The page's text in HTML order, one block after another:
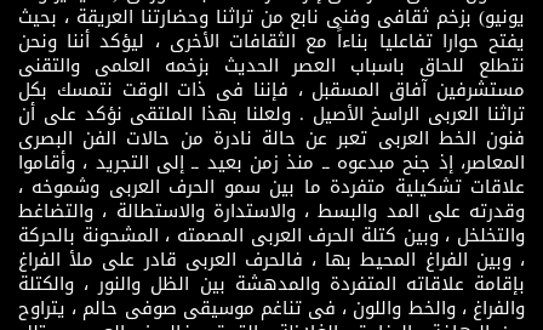
يونيو) بزخم ثقافى وفنى نابع من تراثنا وحضارتنا العريقة ، بحيث
يفتح حوارا تفاعليا بناءاً مع الثقافات الأخرى ، ليؤكد أننا ونحن
نتطلع للحاق باسباب العصر الحديث بزخمه العلمى والتقنى
مستشرفين آفاق المسقبل ، فإننا فى ذات الوقت نتمسك بكل
تراثنا العربى الراسخ الأصيل . ولعلنا بهذا الملتقى نؤكد على أن
فنون الخط العربى تعبر عن حالة نادرة من حالات الفن البصرى
المعاصر، إذ جنح مبدعوه ــ منذ زمن بعيد ــ إلى التجريد ، وأقاموا
علاقات تشكيلية متفردة ما بين سمو الحرف العربى وشموخه ،
وقدرته على المد والبسط ، والاستدارة والاستطالة ، والتضاغط
والتخلخل ، وبين كتلة الحرف العربى المصمته ، المشحونة بالحركة
، وبين الفراغ المحيط بها ، فالحرف العربى قادر على ملأ الفراغ
بإقامة علاقاته المتفردة والمدهشة بين الظل والنور ، والكتلة
والفراغ ، والخط واللون ، فى تناغم موسيقى صوفى حالم ، يتراوح